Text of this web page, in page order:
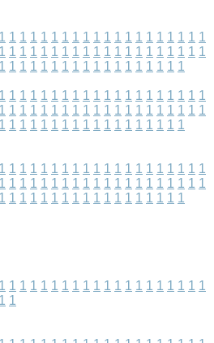
1 1 1 1 1 1 1 1 1 1 1 1 1 1 1 1 1 1 1 1
1 1 1 1 1 1 1 1 1 1 1 1 1 1 1 1 1 1 1 1
1 1 1 1 1 1 1 1 1 1 1 1 1 1 1 1 1 1
1 1 1 1 1 1 1 1 1 1 1 1 1 1 1 1 1 1 1 1
1 1 1 1 1 1 1 1 1 1 1 1 1 1 1 1 1 1 1 1
1 1 1 1 1 1 1 1 1 1 1 1 1 1 1 1 1 1
1 1 1 1 1 1 1 1 1 1 1 1 1 1 1 1 1 1 1 1
1 1 1 1 1 1 1 1 1 1 1 1 1 1 1 1 1 1 1 1
1 1 1 1 1 1 1 1 1 1 1 1 1 1 1 1 1 1
1 1 1 1 1 1 1 1 1 1 1 1 1 1 1 1 1 1 1 1
1 1